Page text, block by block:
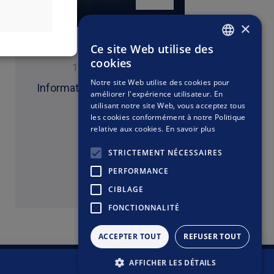
Divers
14 avril 2026
Information Investisseurs
Lire
58 M€ de
valeurs
plus
plus agressif
leur propre
les devises
l’achat, la
l’objet de
relative à
pourra être
la déclaration
×
Ce site Web utilise des
cookies
Notre site Web utilise des cookies pour
améliorer l'expérience utilisateur. En
utilisant notre site Web, vous acceptez tous
les cookies conformément à notre Politique
relative aux cookies. En savoir plus
STRICTEMENT NÉCESSAIRES
PERFORMANCE
CIBLAGE
FONCTIONNALITÉ
ACCEPTER TOUT REFUSER TOUT
AFFICHER LES DÉTAILS